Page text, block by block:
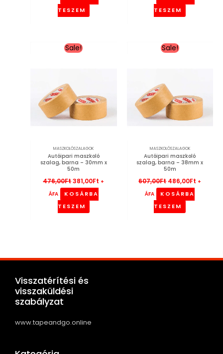
TESZEM
TESZEM
Sale!
MASZKOLÓSZALAGOK
Autóipari maszkoló
szalag, barna – 30mm x
50m
476,00Ft
Original
price
381,00Ft +
ÁFA
KOSÁRBA
TESZEM
Sale!
MASZKOLÓSZALAGOK
Autóipari maszkoló
szalag, barna – 38mm x
50m
607,00Ft
Original
price
486,00Ft +
ÁFA
KOSÁRBA
TESZEM
Visszatérítési és
visszaküldési
szabályzat
www.tapeandgo.online